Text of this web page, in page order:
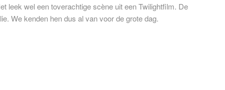
leek wel een toverachtige scène uit een Twilightfilm. De
We kenden hen dus al van voor de grote dag.